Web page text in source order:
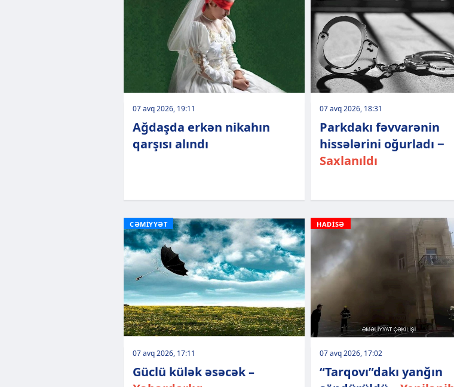
07 avq 2026, 19:11
Ağdaşda erkən nikahın
qarşısı alındı
07 avq 2026, 18:31
Parkdakı fəvvarənin
hissələrini oğurladı −
Saxlanıldı
CƏMİYYƏT
07 avq 2026, 17:11
Güclü külək əsəcək –
HADİSƏ
07 avq 2026, 17:02
“Tarqovı”dakı yanğın